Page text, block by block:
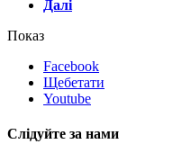
Далі
Показ
Facebook
Щебетати
Youtube
Слідуйте за нами